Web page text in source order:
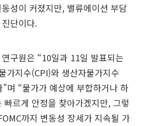
성이 커졌지만, 밸류에이션 부담
단이다.
구원은 “10일과 11일 발표되는
가지수(CPI)와 생산자물가지수
며 “물가가 예상에 부합하거나 하
빠르게 안정을 찾아가겠지만, 그렇
까지 변동성 장세가 지속될 가